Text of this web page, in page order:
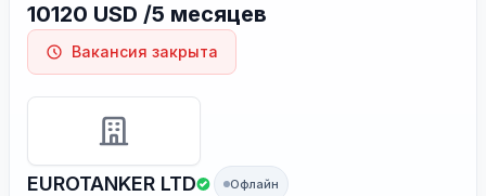
10120 USD /5 месяцев
Вакансия закрыта
EUROTANKER LTD Офлайн